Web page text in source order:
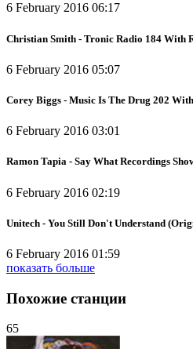
6 February 2016 06:17
Christian Smith - Tronic Radio 184 With
6 February 2016 05:07
Corey Biggs - Music Is The Drug 202
6 February 2016 03:01
Ramon Tapia - Say What Recordings
6 February 2016 02:19
Unitech - You Still Don't Understand
6 February 2016 01:59
показать больше
Похожие станции
65